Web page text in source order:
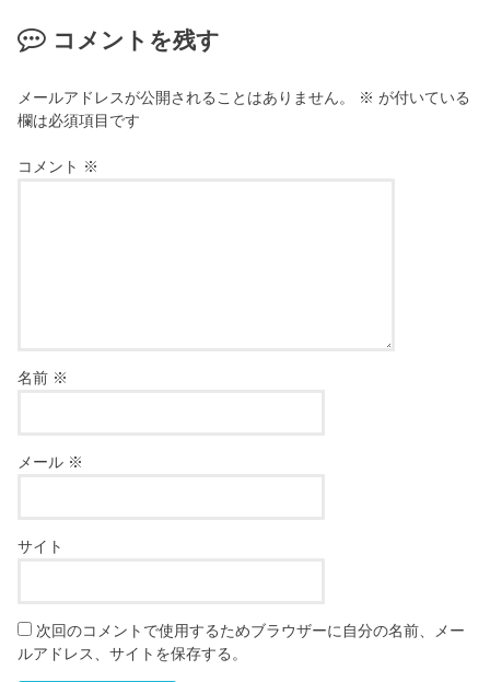
コメントを残す
メールアドレスが公開されることはありません。 ※ が付いている
欄は必須項目です
コメント ※
名前 ※
メール ※
サイト
次回のコメントで使用するためブラウザーに自分の名前、メー
ルアドレス、サイトを保存する。